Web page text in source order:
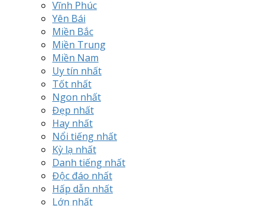
Vĩnh Phúc
Yên Bái
Miền Bắc
Miền Trung
Miền Nam
Uy tín nhất
Tốt nhất
Ngon nhất
Đẹp nhất
Hay nhất
Nổi tiếng nhất
Kỳ lạ nhất
Danh tiếng nhất
Độc đáo nhất
Hấp dẫn nhất
Lớn nhất